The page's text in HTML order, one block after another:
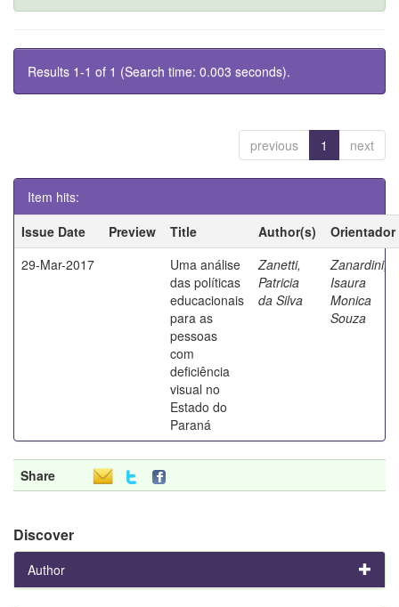
Results 1-1 of 1 (Search time: 0.003 seconds).
previous 1 next
Item hits:
Issue Date
Preview Title Author(s)
Orientador
29-Mar-2017
Uma análise
das políticas
educacionais
para as
pessoas
com
deficiência
visual no
Estado do
Paraná
Zanetti,
Patricia
da Silva
Zanardini,
Isaura
Monica
Souza
Share
Discover
Author